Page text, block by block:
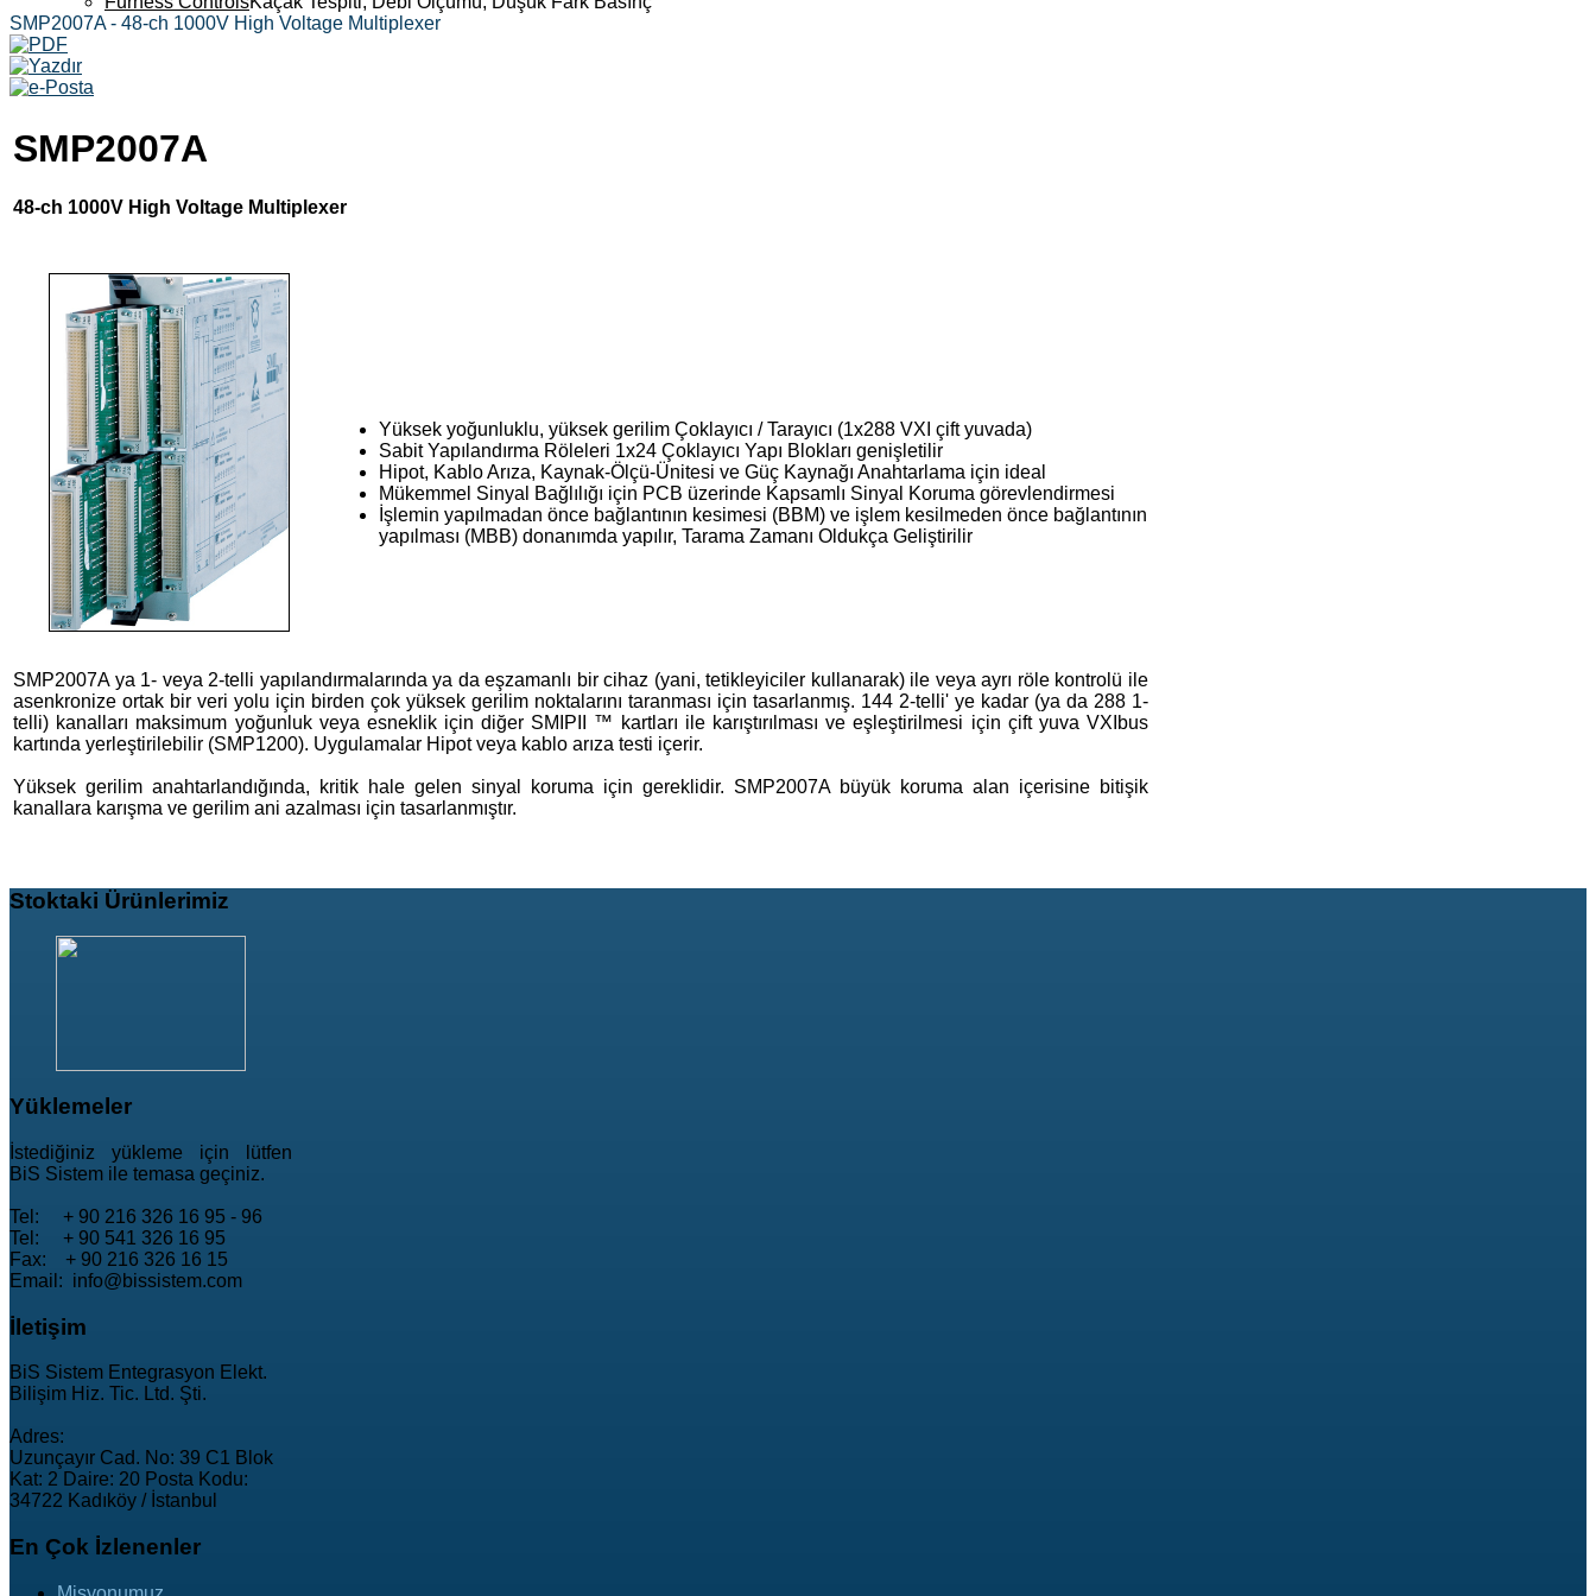
SMP2007A - 48-ch 1000V High Voltage Multiplexer
SMP2007A
48-ch 1000V High Voltage Multiplexer
Yüksek yoğunluklu, yüksek gerilim Çoklayıcı / Tarayıcı (1x288 VXI çift yuvada)
Sabit Yapılandırma Röleleri 1x24 Çoklayıcı Yapı Blokları genişletilir
Hipot, Kablo Arıza, Kaynak-Ölçü-Ünitesi ve Güç Kaynağı Anahtarlama için ideal
Mükemmel Sinyal Bağlılığı için PCB üzerinde Kapsamlı Sinyal Koruma görevlendirmesi
İşlemin yapılmadan önce bağlantının kesimesi (BBM) ve işlem kesilmeden önce bağlantının
yapılması (MBB) donanımda yapılır, Tarama Zamanı Oldukça Geliştirilir
SMP2007A ya 1- veya 2-telli yapılandırmalarında ya da eşzamanlı bir cihaz (yani, tetikleyiciler kullanarak) ile veya ayrı röle kontrolü ile
asenkronize ortak bir veri yolu için birden çok yüksek gerilim noktalarını taranması için tasarlanmış. 144 2-telli' ye kadar (ya da 288 1-
telli) kanalları maksimum yoğunluk veya esneklik için diğer SMIPII ™ kartları ile karıştırılması ve eşleştirilmesi için çift yuva VXIbus
kartında yerleştirilebilir (SMP1200). Uygulamalar Hipot veya kablo arıza testi içerir.
Yüksek gerilim anahtarlandığında, kritik hale gelen sinyal koruma için gereklidir. SMP2007A büyük koruma alan içerisine bitişik
kanallara karışma ve gerilim ani azalması için tasarlanmıştır.
Stoktaki Ürünlerimiz
Yüklemeler
İstediğiniz yükleme için lütfen
BiS Sistem ile temasa geçiniz.
Tel: + 90 216 326 16 95 - 96
Tel: + 90 541 326 16 95
Fax: + 90 216 326 16 15
Email: info@bissistem.com
İletişim
BiS Sistem Entegrasyon Elekt.
Bilişim Hiz. Tic. Ltd. Şti.
Adres:
Uzunçayır Cad. No: 39 C1 Blok
Kat: 2 Daire: 20 Posta Kodu:
34722 Kadıköy / İstanbul
En Çok İzlenenler